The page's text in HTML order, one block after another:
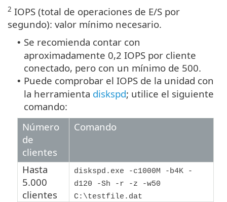
2 IOPS (total de operaciones de E/S por
segundo): valor mínimo necesario.
• Se recomienda contar con
aproximadamente 0,2 IOPS por cliente
conectado, pero con un mínimo de 500.
• Puede comprobar el IOPS de la unidad con
la herramienta diskspd; utilice el siguiente
comando:
Número
de
clientes
Comando
Hasta
5.000
clientes
diskspd.exe -c1000M -b4K -
d120 -Sh -r -z -w50
C:\testfile.dat